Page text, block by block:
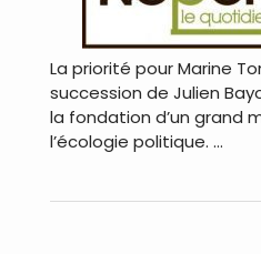
La priorité pour Marine
succession de Julien
la fondation d’un grand
l’écologie politique. …